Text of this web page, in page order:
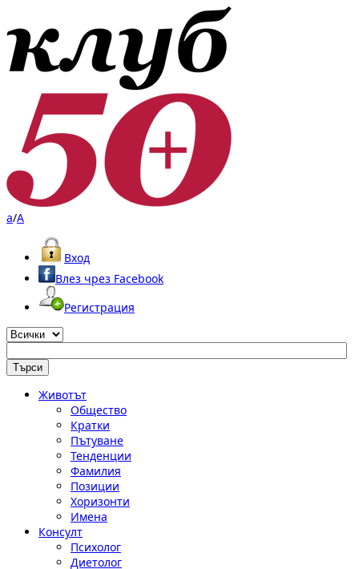
a/A
Вход
Влез чрез Facebook
Регистрация
Животът
Общество
Кратки
Пътуване
Тенденции
Фамилия
Позиции
Хоризонти
Имена
Консулт
Психолог
Диетолог